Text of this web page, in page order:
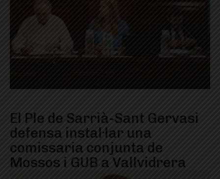
El Ple de Sarrià-Sant Gervasi
defensa instal·lar una
comissaria conjunta de
Mossos i GUB a Vallvidrera